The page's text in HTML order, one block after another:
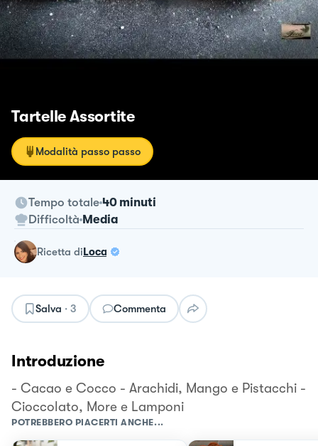
Tartelle Assortite
Modalità passo passo
Tempo totale 40 minuti
Difficoltà Media
ricetta diLoca
Salva · 3 Commenta
Introduzione
- Cacao e Cocco - Arachidi, Mango e Pistacchi -
Cioccolato, More e Lamponi
POTREBBERO PIACERTI ANCHE...